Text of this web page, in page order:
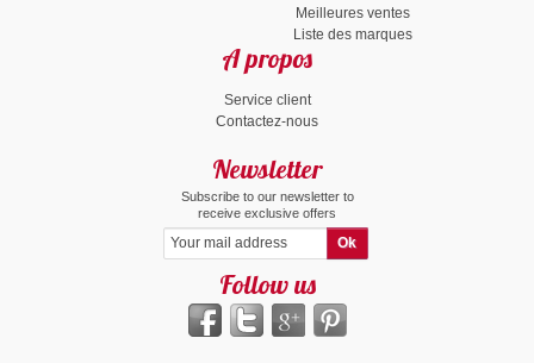
Meilleures ventes
Liste des marques
A propos
Service client
Contactez-nous
Newsletter
Subscribe to our newsletter to
receive exclusive offers
Follow us